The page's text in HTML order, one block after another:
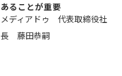
あることが重要
メディアドゥ 代表取締役社
長 藤田恭嗣